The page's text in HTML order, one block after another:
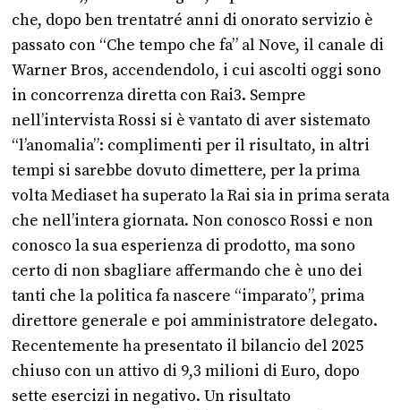
che, dopo ben trentatré anni di onorato servizio è
passato con “Che tempo che fa” al Nove, il canale di
Warner Bros, accendendolo, i cui ascolti oggi sono
in concorrenza diretta con Rai3. Sempre
nell’intervista Rossi si è vantato di aver sistemato
“l’anomalia”: complimenti per il risultato, in altri
tempi si sarebbe dovuto dimettere, per la prima
volta Mediaset ha superato la Rai sia in prima serata
che nell’intera giornata. Non conosco Rossi e non
conosco la sua esperienza di prodotto, ma sono
certo di non sbagliare affermando che è uno dei
tanti che la politica fa nascere “imparato”, prima
direttore generale e poi amministratore delegato.
Recentemente ha presentato il bilancio del 2025
chiuso con un attivo di 9,3 milioni di Euro, dopo
sette esercizi in negativo. Un risultato